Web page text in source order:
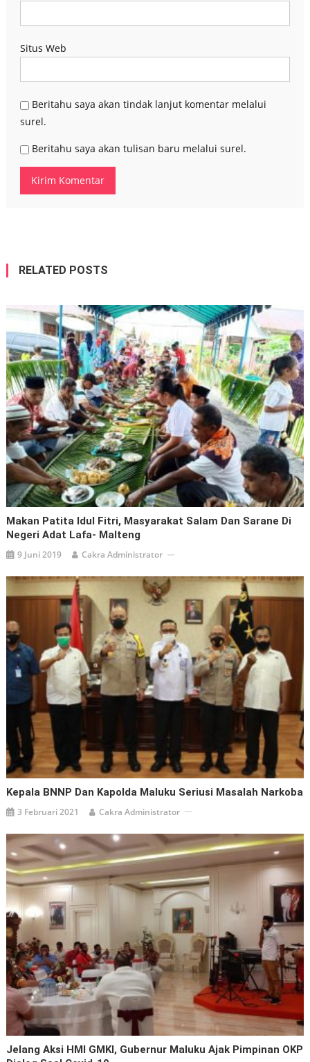
Situs Web
Beritahu saya akan tindak lanjut komentar melalui
surel.
Beritahu saya akan tulisan baru melalui surel.
RELATED POSTS
Makan Patita Idul Fitri, Masyarakat Salam Dan Sarane Di
Negeri Adat Lafa- Malteng
9 Juni 2019 Cakra Administrator
Kepala BNNP Dan Kapolda Maluku Seriusi Masalah Narkoba
3 Februari 2021 Cakra Administrator
Jelang Aksi HMI GMKI, Gubernur Maluku Ajak Pimpinan OKP